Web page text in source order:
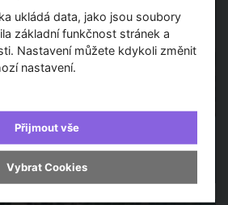
ukládá data, jako jsou soubory
základní funkčnost stránek a
Nastavení můžete kdykoli změnit
nastavení.
Přijmout vše
Vybrat Cookies